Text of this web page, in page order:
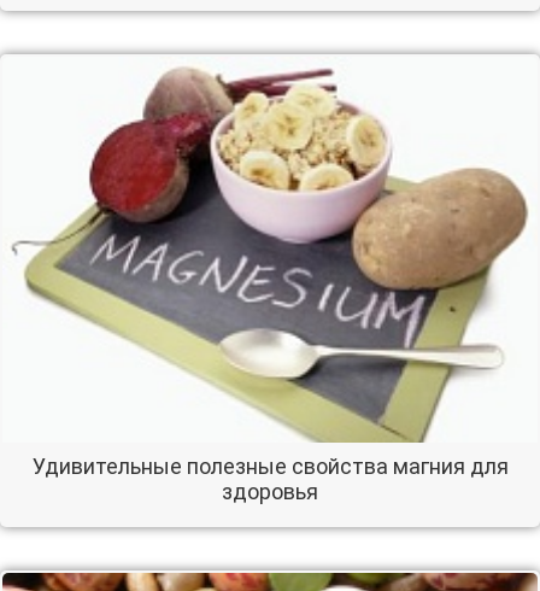
Удивительные полезные свойства магния для
здоровья